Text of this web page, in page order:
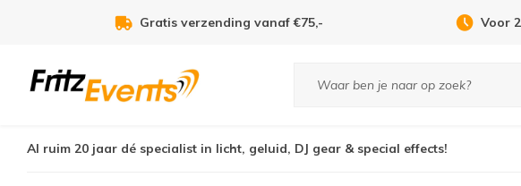
Gratis verzending vanaf €75,- Voor
Al ruim 20 jaar dé specialist in licht, geluid, DJ gear & special effects!